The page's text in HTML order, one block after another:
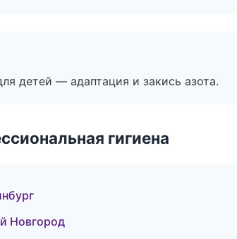
детей — адаптация и закись азота.
гигиена
Новгород